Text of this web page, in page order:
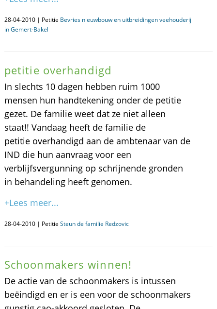
28-04-2010 | Petitie Bevries nieuwbouw en uitbreidingen veehouderij
in Gemert-Bakel
petitie overhandigd
In slechts 10 dagen hebben ruim 1000
mensen hun handtekening onder de petitie
gezet. De familie weet dat ze niet alleen
staat!! Vandaag heeft de familie de
petitie overhandigd aan de ambtenaar van de
IND die hun aanvraag voor een
verblijfsvergunning op schrijnende gronden
in behandeling heeft genomen.
+Lees meer...
28-04-2010 | Petitie Steun de familie Redzovic
Schoonmakers winnen!
De actie van de schoonmakers is intussen
beëindigd en er is een voor de schoonmakers